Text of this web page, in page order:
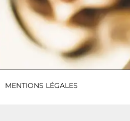
MENTIONS LÉGALES